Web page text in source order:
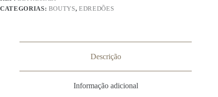
CATEGORIAS: BOUTYS,EDREDÕES
Descrição
Informação adicional